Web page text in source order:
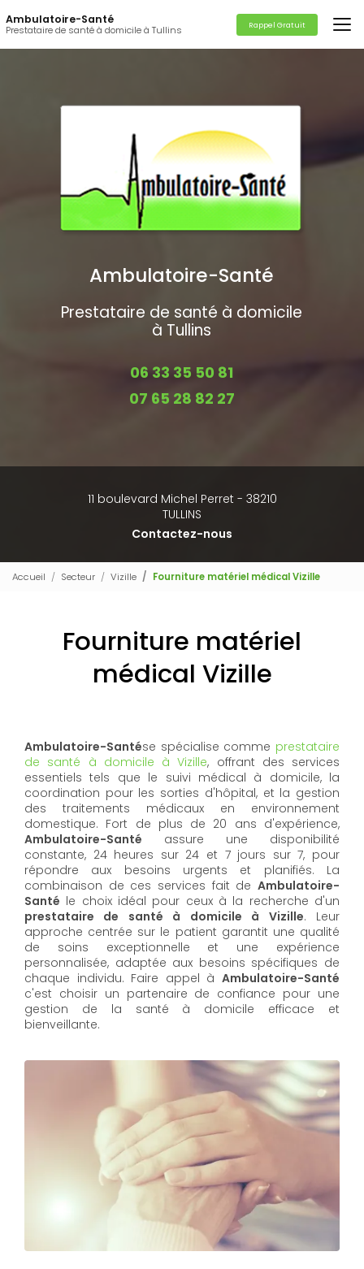
au
contenu
principal
Ambulatoire-Santé
Prestataire de santé à domicile à Tullins Rappel Gratuit
Ambulatoire-Santé
Prestataire de santé à domicile
à Tullins
06 33 35 50 81
07 65 28 82 27
11 boulevard Michel Perret - 38210
TULLINS
Contactez-nous
Accueil Secteur Vizille Fourniture matériel médical Vizille
Fourniture matériel
médical Vizille
Ambulatoire-Santése spécialise comme prestataire
de santé à domicile à Vizille, offrant des services
essentiels tels que le suivi médical à domicile, la
coordination pour les sorties d'hôpital, et la gestion
des traitements médicaux en environnement
domestique. Fort de plus de 20 ans d'expérience,
Ambulatoire-Santé assure une disponibilité
constante, 24 heures sur 24 et 7 jours sur 7, pour
répondre aux besoins urgents et planifiés. La
combinaison de ces services fait de Ambulatoire-
Santé le choix idéal pour ceux à la recherche d'un
prestataire de santé à domicile à Vizille. Leur
approche centrée sur le patient garantit une qualité
de soins exceptionnelle et une expérience
personnalisée, adaptée aux besoins spécifiques de
chaque individu. Faire appel à Ambulatoire-Santé
c'est choisir un partenaire de confiance pour une
gestion de la santé à domicile efficace et
bienveillante.